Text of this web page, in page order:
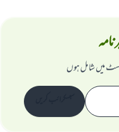
میں شامل ہوں